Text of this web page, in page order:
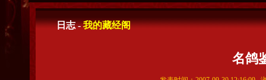
日志 -我的藏经阁
名鸽